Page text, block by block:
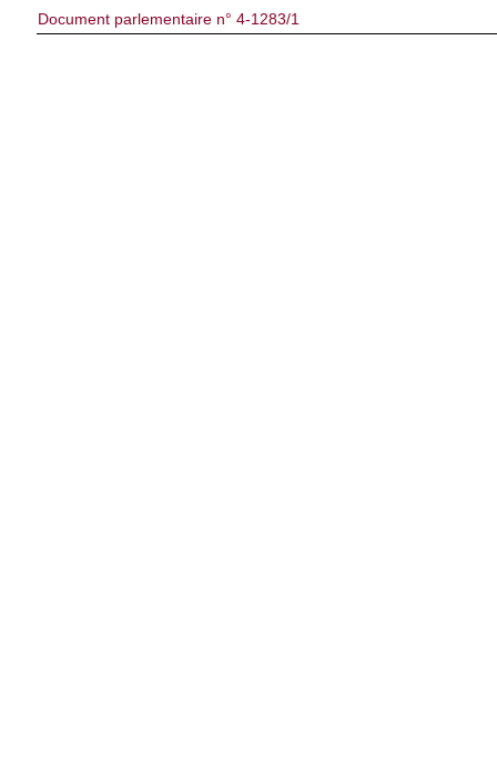
Document parlementaire n° 4-1283/1